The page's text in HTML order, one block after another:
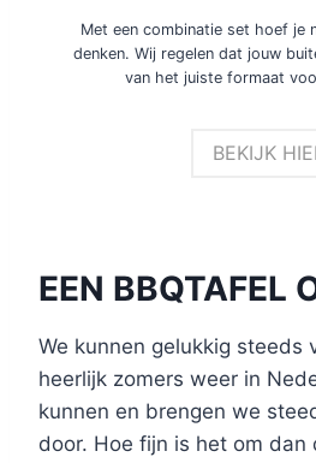
Met een combinatie set hoef je
denken. Wij regelen dat jouw
van het juiste formaat
BEKIJK
EEN BBQTAFEL
We kunnen gelukkig steeds
heerlijk zomers weer in
kunnen en brengen we
door. Hoe fijn is het om dan